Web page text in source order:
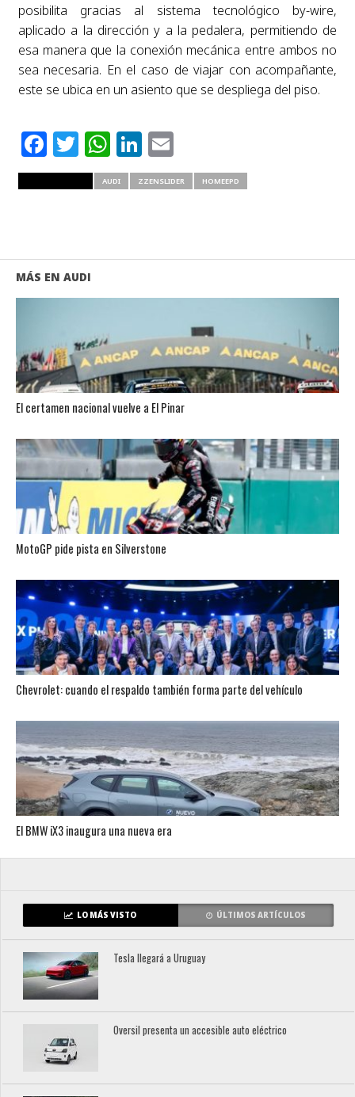
posibilita gracias al sistema tecnológico by-wire,
aplicado a la dirección y a la pedalera, permitiendo de
esa manera que la conexión mecánica entre ambos no
sea necesaria. En el caso de viajar con acompañante,
este se ubica en un asiento que se despliega del piso.
Facebook
Twitter
WhatsApp
LinkedIn
Email
AUDI ZZENSLIDER HOMEEPD
MÁS EN AUDI
El certamen nacional vuelve a El Pinar
MotoGP pide pista en Silverstone
Chevrolet: cuando el respaldo también forma parte del vehículo
El BMW iX3 inaugura una nueva era
LO MÁS VISTO ÚLTIMOS ARTÍCULOS
Tesla llegará a Uruguay
Oversil presenta un accesible auto eléctrico